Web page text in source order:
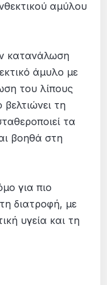
αμύλου
κατανάλωση
άμυλο με
του λίπους
τη
τα
βοηθά στη
για πιο
διατροφή, με
υγεία και τη